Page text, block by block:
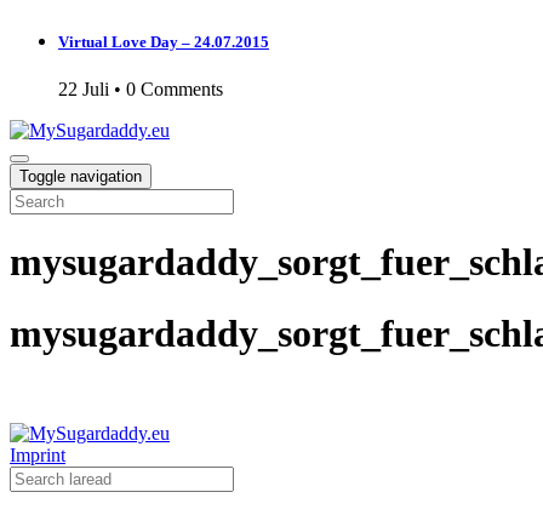
Virtual Love Day – 24.07.2015
22 Juli • 0 Comments
Toggle navigation
Imprint